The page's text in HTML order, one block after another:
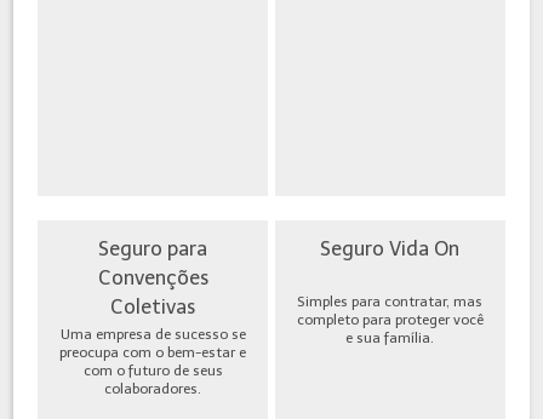
Seguro para
Convenções
Coletivas
Uma empresa de sucesso se
preocupa com o bem-estar e
com o futuro de seus
colaboradores.
Seguro Vida On
Simples para contratar, mas
completo para proteger você
e sua família.